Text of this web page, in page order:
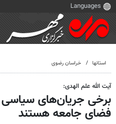
استانها خراسان رضوی
آیت الله علم الهدی:
برخی جریان‌های سیاسی
فضای جامعه هستند